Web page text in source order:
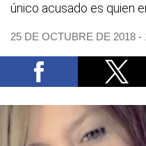
único acusado es quien
25 DE OCTUBRE DE 2018 -